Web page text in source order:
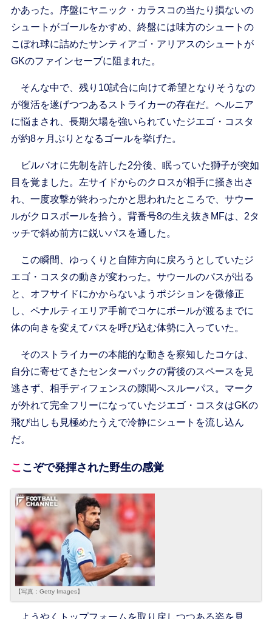
かあった。序盤にヤニック・カラスコの当たり損ないの
シュートがゴールをかすめ、終盤には味方のシュートの
こぼれ球に詰めたサンティアゴ・アリアスのシュートが
GKのファインセーブに阻まれた。
そんな中で、残り10試合に向けて希望となりそうなの
が復活を遂げつつあるストライカーの存在だ。ヘルニア
に悩まされ、長期欠場を強いられていたジエゴ・コスタ
が約8ヶ月ぶりとなるゴールを挙げた。
ビルバオに先制を許した2分後、眠っていた獅子が突如
目を覚ました。左サイドからのクロスが相手に掻き出さ
れ、一度攻撃が終わったかと思われたところで、サウー
ルがクロスボールを拾う。背番号8の生え抜きMFは、2タ
ッチで斜め前方に鋭いパスを通した。
この瞬間、ゆっくりと自陣方向に戻ろうとしていたジ
エゴ・コスタの動きが変わった。サウールのパスが出る
と、オフサイドにかからないようポジションを微修正
し、ペナルティエリア手前でコケにボールが渡るまでに
体の向きを変えてパスを呼び込む体勢に入っていた。
そのストライカーの本能的な動きを察知したコケは、
自分に寄せてきたセンターバックの背後のスペースを見
逃さず、相手ディフェンスの隙間へスルーパス。マーク
が外れて完全フリーになっていたジエゴ・コスタはGKの
飛び出しも見極めたうえで冷静にシュートを流し込ん
だ。
ここぞで発揮された野生の感覚
【写真：Getty Images】
ようやくトップフォームを取り戻しつつある姿を見